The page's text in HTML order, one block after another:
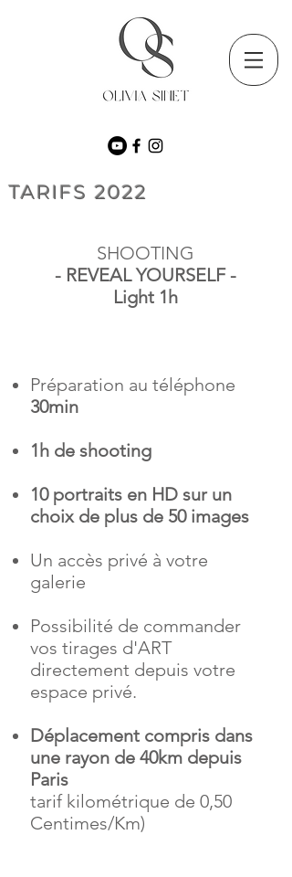
TARIFS 2022
SHOOTING
- REVEAL YOURSELF -
Light 1h
Préparation au téléphone
30min
1h de shooting
10 portraits en HD sur un
choix de plus de 50 images
Un accès privé à votre
galerie
Possibilité de commander
vos tirages d'ART
directement depuis votre
espace privé.
Déplacement compris dans
une rayon de 40km depuis
Paris
tarif kilométrique de 0,50
Centimes/Km)